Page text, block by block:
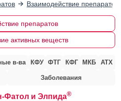
Взаимодействие препаратов
препаратов
активных веществ
в-ва КФУ ФТГ КФГ МКБ АТХ
Заболевания
Фатол и Элпида®